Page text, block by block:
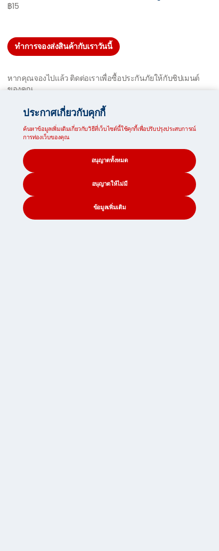
฿15
ทำการจองส่งสินค้ากับเราวันนี้
หากคุณจองไปแล้ว ติดต่อเราเพื่อซื้อประกันภัยให้กับชิปเมนต์
ของคุณ
ข้อกำหนดและเงื่อนไข
สำหรับข้อมูลเพิ่มเติมเกี่ยวกับความรับผิดส่วนแรก อนุมาตรา
ระเบียบการ และการยกเลิกที่แนบมากับกรมธรรม์ประกันภัยของ
เรา โปรดไปที่หน้าข้อกำหนดและเงื่อนไข
ข้อกำหนดและเงื่อนไข
ประกาศเกี่ยวกับคุกกี้
ค้นหาข้อมูลเพิ่มเติมเกี่ยวกับวิธีที่เว็บไซต์นี้ใช้คุกกี้เพื่อปรับปรุงประสบการณ์
การท่องเว็บของคุณ
อนุญาตทั้งหมด
อนุญาตให้ไม่มี
ข้อมูลเพิ่มเติม